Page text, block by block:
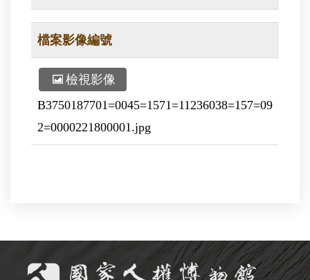
檔案影像編號
檢視影像
B3750187701=0045=1571=11236038=157=09
2=0000221800001.jpg